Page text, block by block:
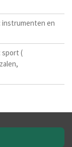
instrumenten en
sport (